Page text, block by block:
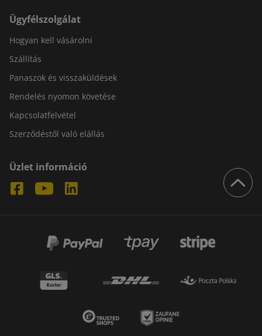
Ügyfélszolgálat
Hogyan kell vásárolni
Szállítás
Panaszok és visszaküldések
Rendelés nyomon követése
Kapcsolatfelvétel
Szerződéstől való elállás
Üzlet információ